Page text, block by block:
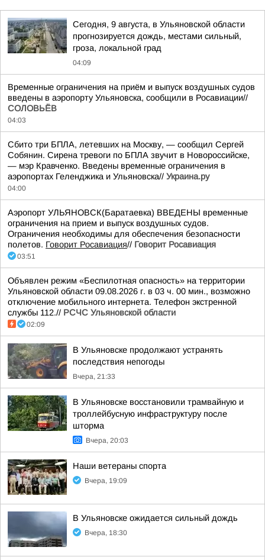
Сегодня, 9 августа, в Ульяновской области
прогнозируется дождь, местами сильный,
гроза, локальной град
04:09
Временные ограничения на приём и выпуск воздушных судов
введены в аэропорту Ульяновска, сообщили в Росавиации//
СОЛОВЬЁВ
04:03
Сбито три БПЛА, летевших на Москву, — сообщил Сергей
Собянин. Сирена тревоги по БПЛА звучит в Новороссийске,
— мэр Кравченко. Введены временные ограничения в
аэропортах Геленджика и Ульяновска// Украина.ру
04:00
Аэропорт УЛЬЯНОВСК(Баратаевка) ВВЕДЕНЫ временные
ограничения на прием и выпуск воздушных судов.
Ограничения необходимы для обеспечения безопасности
полетов. Говорит Росавиация// Говорит Росавиация
03:51
Объявлен режим «Беспилотная опасность» на территории
Ульяновской области 09.08.2026 г. в 03 ч. 00 мин., возможно
отключение мобильного интернета. Телефон экстренной
службы 112.// РСЧС Ульяновской области
02:09
В Ульяновске продолжают устранять
последствия непогоды
Вчера, 21:33
В Ульяновске восстановили трамвайную и
троллейбусную инфраструктуру после
шторма
Вчера, 20:03
Наши ветераны спорта
Вчера, 19:09
В Ульяновске ожидается сильный дождь
Вчера, 18:30